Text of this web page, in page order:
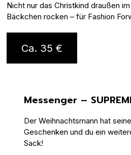
Nicht nur das Christkind draußen
Bäckchen rocken – für Fashion
Ca. 35 €
Messenger –
Der Weihnachtsmann hat
Geschenken und du ein
Sack!